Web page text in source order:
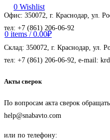
0 Wishlist
0 items / 0.00₽
Офис: 350072, г. Краснодар, ул.
тел: +7 (861) 206-06-92
Склад: 350072, г. Краснодар, ул.
тел: +7 (861) 206-06-92, e-mail:
Акты сверок
По вопросам акта сверок
help@snabavto.com
или по телефону: